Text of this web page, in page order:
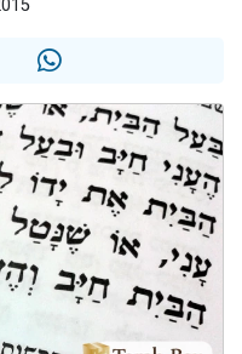
étudier en groupe sur Zoom
pour 5 enfants déjà orphelins risquent de perdre leur maman
3 personnes viennent de nous rejoindre sur WhatsApp